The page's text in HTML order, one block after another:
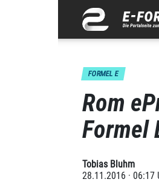
FORMEL E
Rom
Formel
Tobias Bluhm
28.11.2016 · 06:17